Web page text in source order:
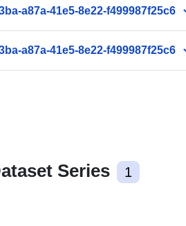
a87a-41e5-8e22-f499987f25c6
a87a-41e5-8e22-f499987f25c6
Series 1